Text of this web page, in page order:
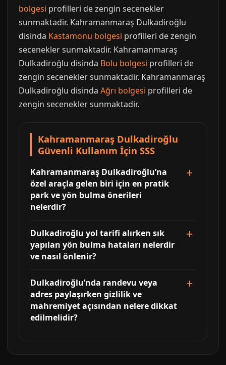
bolgesi profilleri de zengin secenekler
sunmaktadir. Kahramanmaraş Dulkadiroğlu
disinda Kastamonu bolgesi profilleri de zengin
secenekler sunmaktadir. Kahramanmaraş
Dulkadiroğlu disinda Bolu bolgesi profilleri de
zengin secenekler sunmaktadir. Kahramanmaraş
Dulkadiroğlu disinda Ağrı bolgesi profilleri de
zengin secenekler sunmaktadir.
Kahramanmaraş Dulkadiroğlu
Güvenli Kullanım İçin SSS
Kahramanmaraş Dulkadiroğlu’na
özel araçla gelen biri için en pratik
park ve yön bulma önerileri
nelerdir?
Dulkadiroğlu yol tarifi alırken sık
yapılan yön bulma hataları nelerdir
ve nasıl önlenir?
Dulkadiroğlu’nda randevu veya
adres paylaşırken gizlilik ve
mahremiyet açısından nelere dikkat
edilmelidir?